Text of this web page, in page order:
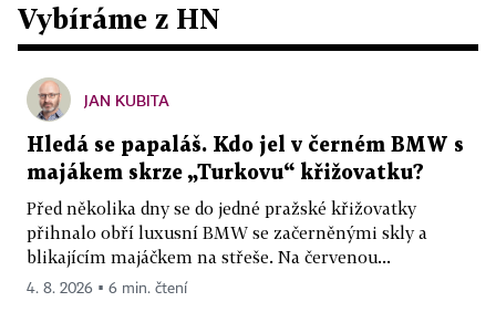
Vybíráme z HN
JAN KUBITA
Hledá se papaláš. Kdo jel v černém BMW s
majákem skrze „Turkovu“ křižovatku?
Před několika dny se do jedné pražské křižovatky
přihnalo obří luxusní BMW se začerněnými skly a
blikajícím majáčkem na střeše. Na červenou...
4. 8. 2026 ▪ 6 min. čtení